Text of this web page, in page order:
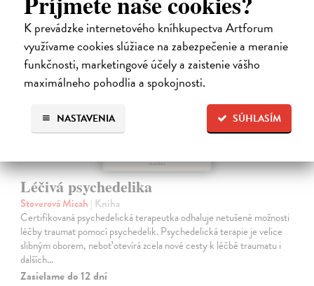
K prevádzke internetového kníhkupectva Artforum
využívame cookies slúžiace na zabezpečenie a meranie
funkčnosti, marketingové účely a zaistenie vášho
maximálneho pohodlia a spokojnosti.
SÚHLASÍM
NASTAVENIA
Léčivá psychedelika
Stoverová Micah | Kniha
Certifikovaná psychedelická terapeutka odhaluje netušené možnosti
léčby traumat pomocí psychedelik. Psychedelická terapie je velice
slibným oborem, neboť otevírá zcela nové cesty k léčbě traumatu i
dalších…
Zasielame do 12 dní